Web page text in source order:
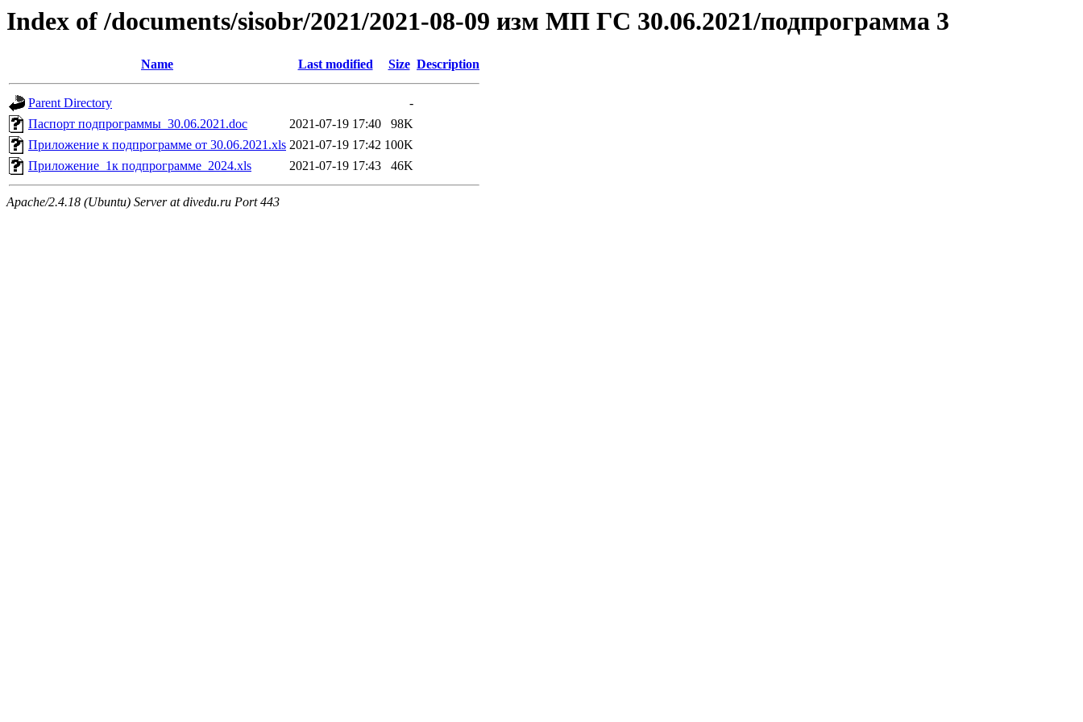
Index of /documents/sisobr/2021/2021-08-09 изм МП ГС 30.06.2021/подпрограмма 3
Name Last modified Size Description
Parent Directory
-
Паспорт подпрограммы_30.06.2021.doc
2021-07-19 17:40
98K
Приложение к подпрограмме от 30.06.2021.xls 2021-07-19 17:42 100K
Приложение_1к подпрограмме_2024.xls
2021-07-19 17:43 46K
Apache/2.4.18 (Ubuntu) Server at divedu.ru Port 443